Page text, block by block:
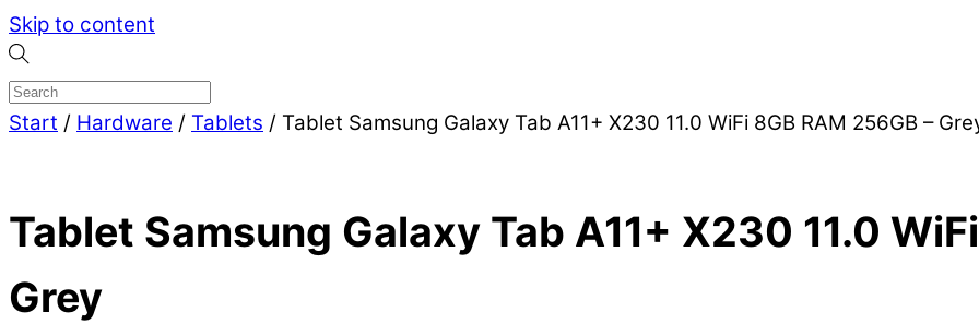
Skip to content
Start / Hardware / Tablets / Tablet Samsung Galaxy Tab A11+ X230 11.0 WiFi 8GB RAM 256GB –
Tablet Samsung Galaxy Tab A11+ X230 11.0
Grey